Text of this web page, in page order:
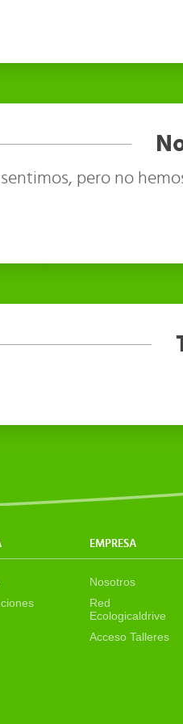
sentimos, pero no
EMPRESA
Nosotros
Red
Ecologicaldrive
Acceso Talleres